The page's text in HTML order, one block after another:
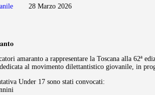
28 Marzo 2026
amaranto a rappresentare la Toscana alla 62ª
al movimento dilettantistico giovanile, in
Under 17 sono stati convocati: